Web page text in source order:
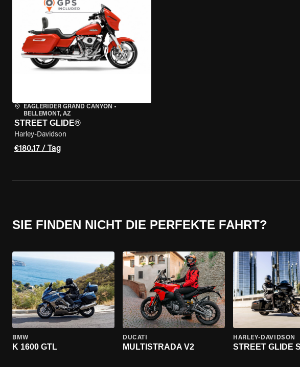
EAGLERIDER GRAND CANYON •
BELLEMONT, AZ
STREET GLIDE®
Harley-Davidson
€180.17 / Tag
SIE FINDEN NICHT DIE PERFEKTE FAHRT?
BMW
K 1600 GTL
DUCATI
MULTISTRADA V2
HARLEY-DAVIDSON
STREET GLIDE